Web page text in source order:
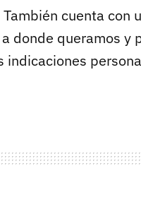
cuenta con
donde queramos y
indicaciones